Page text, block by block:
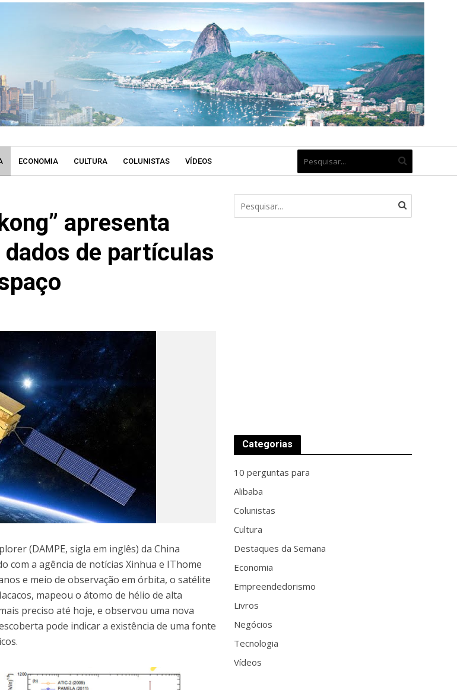
ECONOMIA CULTURA COLUNISTAS VÍDEOS
apresenta
de partículas
(DAMPE, sigla em inglês) da China
com a agência de notícias Xinhua e IThome
e meio de observação em órbita, o satélite
mapeou o átomo de hélio de alta
preciso até hoje, e observou uma nova
pode indicar a existência de uma fonte
Categorias
10 perguntas para
Alibaba
Colunistas
Cultura
Destaques da Semana
Economia
Empreendedorismo
Livros
Negócios
Tecnologia
Vídeos